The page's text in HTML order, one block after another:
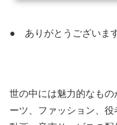
● ありがとうございま
世の中には魅力的なも
ーツ、ファッション、